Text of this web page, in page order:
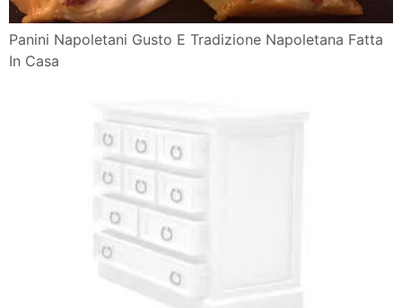
Panini Napoletani Gusto E Tradizione Napoletana Fatta
In Casa